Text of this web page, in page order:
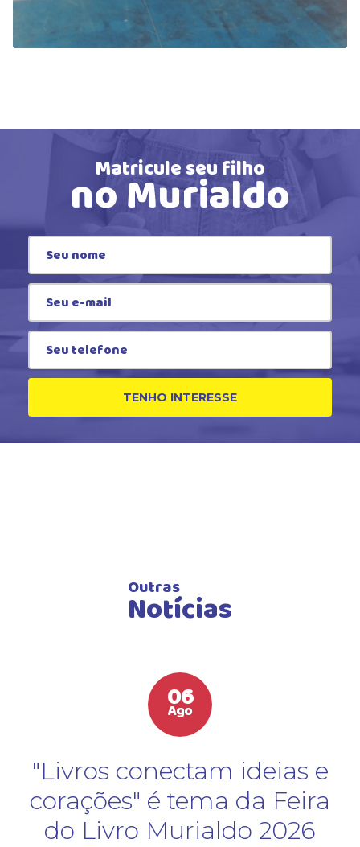
Matricule seu filho
no Murialdo
TENHO INTERESSE
Outras
Notícias
06
Ago
"Livros conectam ideias e
corações" é tema da Feira
do Livro Murialdo 2026